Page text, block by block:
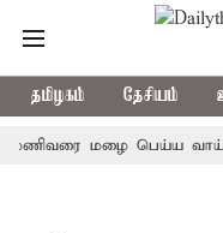
தமிழகம் தேசியம்
மழை பெய்ய